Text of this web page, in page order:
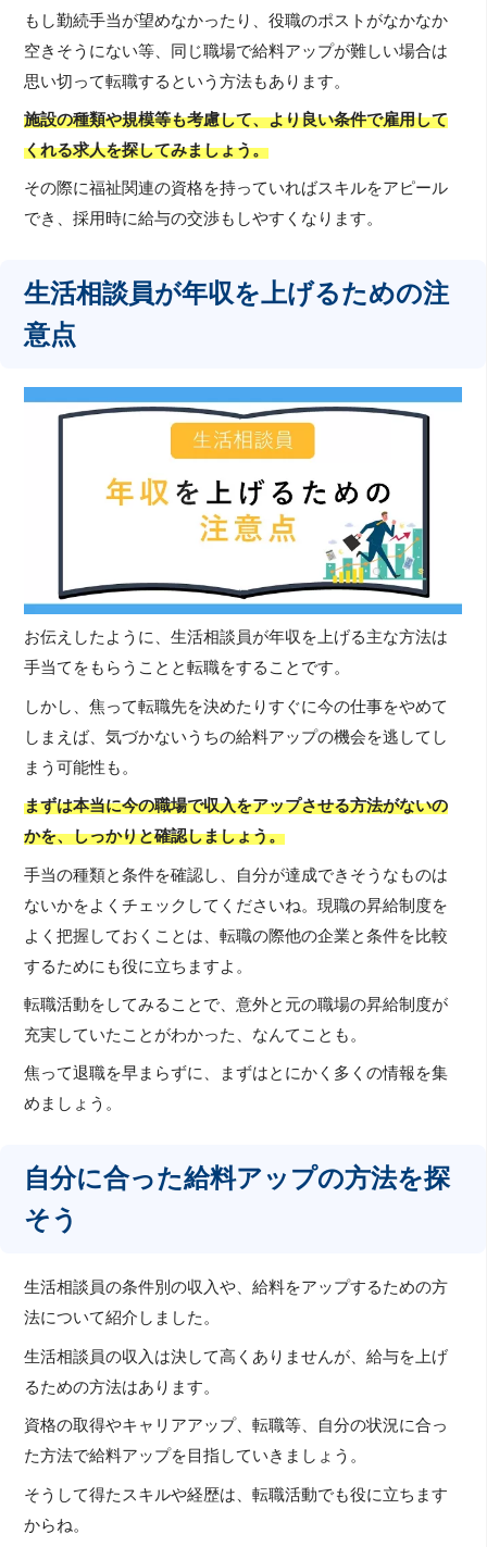
もし勤続手当が望めなかったり、役職のポストがなかなか
空きそうにない等、同じ職場で給料アップが難しい場合は
思い切って転職するという方法もあります。
施設の種類や規模等も考慮して、より良い条件で雇用して
くれる求人を探してみましょう。
その際に福祉関連の資格を持っていればスキルをアピール
でき、採用時に給与の交渉もしやすくなります。
生活相談員が年収を上げるための注
意点
お伝えしたように、生活相談員が年収を上げる主な方法は
手当てをもらうことと転職をすることです。
しかし、焦って転職先を決めたりすぐに今の仕事をやめて
しまえば、気づかないうちの給料アップの機会を逃してし
まう可能性も。
まずは本当に今の職場で収入をアップさせる方法がないの
かを、しっかりと確認しましょう。
手当の種類と条件を確認し、自分が達成できそうなものは
ないかをよくチェックしてくださいね。現職の昇給制度を
よく把握しておくことは、転職の際他の企業と条件を比較
するためにも役に立ちますよ。
転職活動をしてみることで、意外と元の職場の昇給制度が
充実していたことがわかった、なんてことも。
焦って退職を早まらずに、まずはとにかく多くの情報を集
めましょう。
自分に合った給料アップの方法を探
そう
生活相談員の条件別の収入や、給料をアップするための方
法について紹介しました。
生活相談員の収入は決して高くありませんが、給与を上げ
るための方法はあります。
資格の取得やキャリアアップ、転職等、自分の状況に合っ
た方法で給料アップを目指していきましょう。
そうして得たスキルや経歴は、転職活動でも役に立ちます
からね。